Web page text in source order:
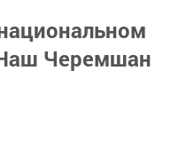
Черемшан